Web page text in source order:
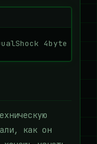
4byte
как он